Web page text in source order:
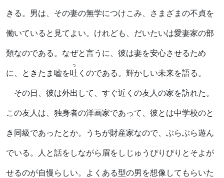
きる。男は、その妻の無学につけこみ、さまざまの不貞を
働いていると見てよい。けれども、だいたいは愛妻家の部
類なのである。なぜと言うに、彼は妻を安心させるため
に、ときたま嘘を吐
つ
くのである。輝かしい未来を語る。
その日、彼は外出して、すぐ近くの友人の家を訪れた。
この友人は、独身者の洋画家であって、彼とは中学校のと
き同級であったとか。うちが財産家なので、ぶらぶら遊ん
でいる。人と話をしながら眉をしじゅうぴりぴりとそよが
せるのが自慢らしい。よくある型の男を想像してもらいた